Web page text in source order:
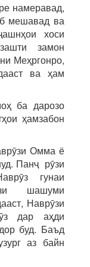
намеравад,
мешавад ва
хоси
замон
Меҳргонро,
ва ҳам
ба дарозо
ҳамзабон
Омма ё
Панҷ рӯзи
гунаи
шашуми
Наврӯзи
дар аҳди
буд. Баъд
аз байн